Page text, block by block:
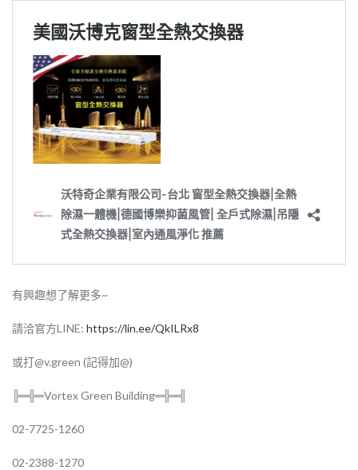
有興趣想了解更多~
請洽官方LINE: https://lin.ee/QkILRx8
或打@v.green (記得加@)
╠═╬═Vortex Green Building═╬═╣
02-7725-1260
02-2388-1270